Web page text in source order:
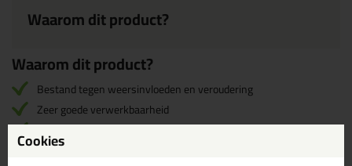
Waarom dit product?
Waarom dit product?
Bestand tegen weersinvloeden en veroudering
Zeer goede verwerkbaarheid
PVC- en oplosmiddelenvrij
Cookies